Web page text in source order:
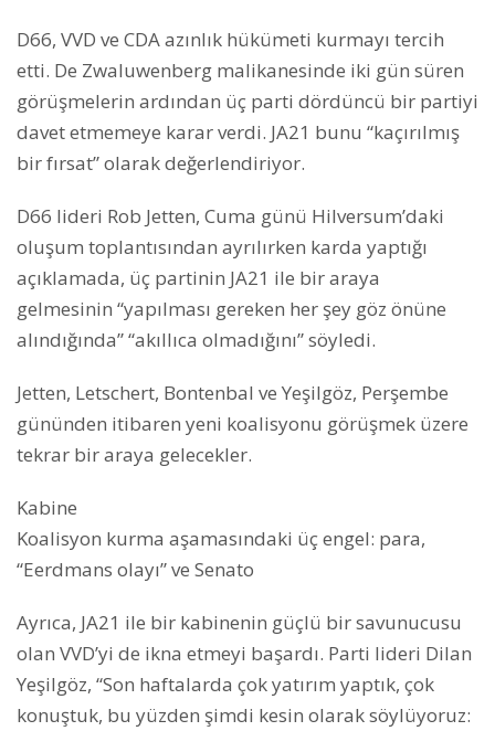
D66, VVD ve CDA azınlık hükümeti kurmayı tercih
etti. De Zwaluwenberg malikanesinde iki gün süren
görüşmelerin ardından üç parti dördüncü bir partiyi
davet etmemeye karar verdi. JA21 bunu “kaçırılmış
bir fırsat” olarak değerlendiriyor.
D66 lideri Rob Jetten, Cuma günü Hilversum’daki
oluşum toplantısından ayrılırken karda yaptığı
açıklamada, üç partinin JA21 ile bir araya
gelmesinin “yapılması gereken her şey göz önüne
alındığında” “akıllıca olmadığını” söyledi.
Jetten, Letschert, Bontenbal ve Yeşilgöz, Perşembe
gününden itibaren yeni koalisyonu görüşmek üzere
tekrar bir araya gelecekler.
Kabine
Koalisyon kurma aşamasındaki üç engel: para,
“Eerdmans olayı” ve Senato
Ayrıca, JA21 ile bir kabinenin güçlü bir savunucusu
olan VVD’yi de ikna etmeyi başardı. Parti lideri Dilan
Yeşilgöz, “Son haftalarda çok yatırım yaptık, çok
konuştuk, bu yüzden şimdi kesin olarak söylüyoruz: